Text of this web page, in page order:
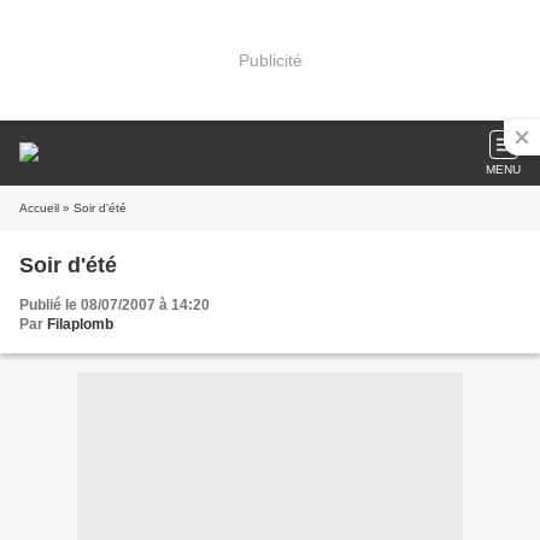
Publicité
MENU
Accueil » Soir d'été
Soir d'été
Publié le 08/07/2007 à 14:20
Par Filaplomb